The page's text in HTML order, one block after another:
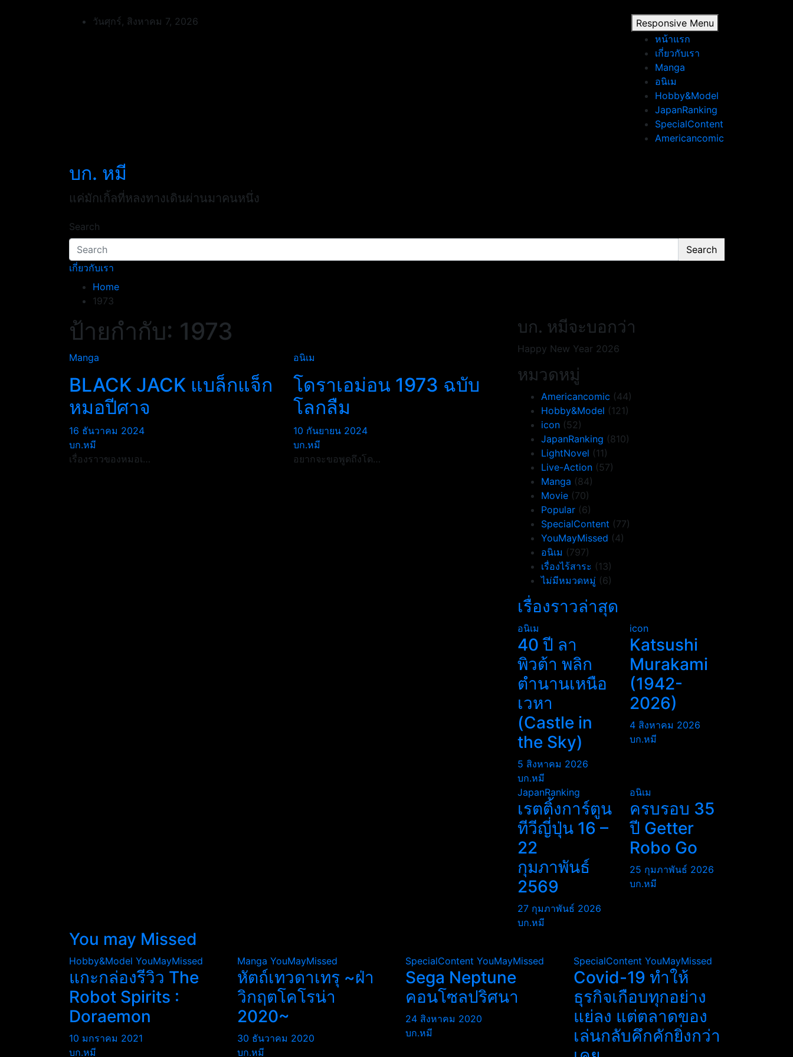
วันศุกร์, สิงหาคม 7, 2026
Responsive Menu
หน้าแรก
เกี่ยวกับเรา
Manga
อนิเม
Hobby&Model
JapanRanking
SpecialContent
Americancomic
บก. หมี
แค่มักเกิ้ลที่หลงทางเดินผ่านมาคนหนึ่ง
Search
Search
เกี่ยวกับเรา
Home
1973
ป้ายกำกับ: 1973
Manga
BLACK JACK แบล็กแจ็ก
หมอปีศาจ
16 ธันวาคม 2024
บก.หมี
เรื่องราวของหมอเ…
อนิเม
โดราเอม่อน 1973 ฉบับ
โลกลืม
10 กันยายน 2024
บก.หมี
อยากจะขอพูดถึงโด…
บก. หมีจะบอกว่า
Happy New Year 2026
หมวดหมู่
Americancomic (44)
Hobby&Model (121)
icon (52)
JapanRanking (810)
LightNovel (11)
Live-Action (57)
Manga (84)
Movie (70)
Popular (6)
SpecialContent (77)
YouMayMissed (4)
อนิเม (797)
เรื่องไร้สาระ (13)
ไม่มีหมวดหมู่ (6)
เรื่องราวล่าสุด
อนิเม
40 ปี ลา
พิวต้า พลิก
ตำนานเหนือ
เวหา
(Castle in
the Sky)
5 สิงหาคม 2026
บก.หมี
icon
Katsushi
Murakami
(1942-
2026)
4 สิงหาคม 2026
บก.หมี
JapanRanking
เรตติ้งการ์ตูน
ทีวีญี่ปุ่น 16 –
22
กุมภาพันธ์
2569
27 กุมภาพันธ์ 2026
บก.หมี
อนิเม
ครบรอบ 35
ปี Getter
Robo Go
25 กุมภาพันธ์ 2026
บก.หมี
You may Missed
Hobby&Model YouMayMissed
แกะกล่องรีวิว The
Robot Spirits :
Doraemon
10 มกราคม 2021
บก.หมี
Manga YouMayMissed
หัตถ์เทวดาเทรุ ~ฝ่า
วิกฤตโคโรน่า
2020~
30 ธันวาคม 2020
บก.หมี
SpecialContent YouMayMissed
Sega Neptune
คอนโซลปริศนา
24 สิงหาคม 2020
บก.หมี
SpecialContent YouMayMissed
Covid-19 ทำให้
ธุรกิจเกือบทุกอย่าง
แย่ลง แต่ตลาดของ
เล่นกลับคึกคักยิ่งกว่า